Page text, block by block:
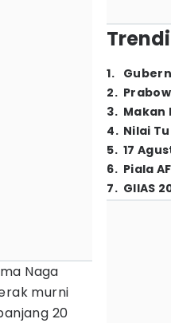
Naga
murni
20
1.
2.
3. Makan
4. Nilai
5. 17
6. Piala
7. GIIAS